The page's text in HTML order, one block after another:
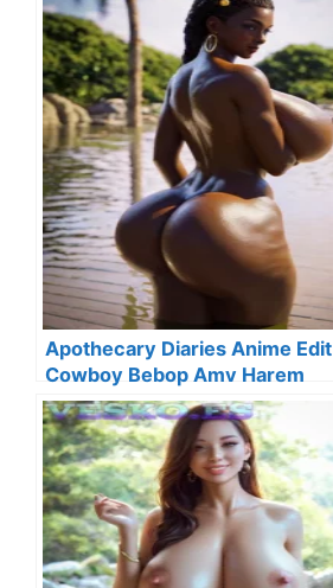
Apothecary Diaries Anime Edit
Cowboy Bebop Amv Harem